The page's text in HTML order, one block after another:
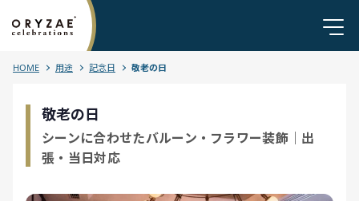
HOME 用途 記念日 敬老の日
敬老の日
シーンに合わせたバルーン・フラワー装飾｜出
張・当日対応